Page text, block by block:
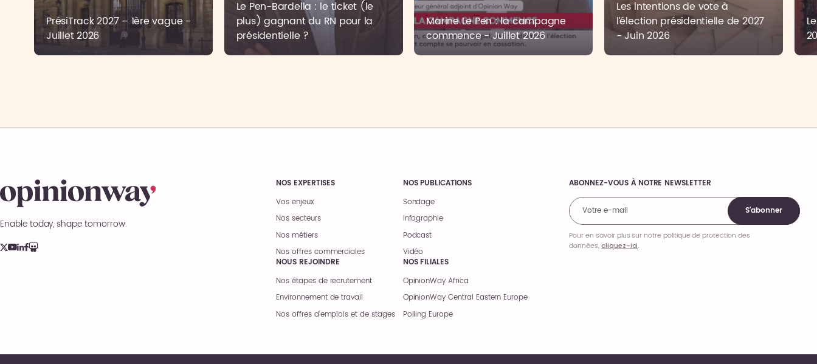
PrésiTrack 2027 – 1ère vague -
Juillet 2026
Le Pen-Bardella : le ticket (le
plus) gagnant du RN pour la
présidentielle ?
Marine Le Pen : la campagne
commence - Juillet 2026
Les intentions de vote à
l’élection présidentielle de 2027
- Juin 2026
Enable today, shape tomorrow.
NOS EXPERTISES
Vos enjeux
Nos secteurs
Nos métiers
Nos offres commerciales
NOS PUBLICATIONS
Sondage
Infographie
Podcast
Vidéo
NOUS REJOINDRE
Nos étapes de recrutement
Environnement de travail
Nos offres d’emplois et de stages
NOS FILIALES
OpinionWay Africa
OpinionWay Central Eastern Europe
Polling Europe
Comments
ABONNEZ-VOUS À NOTRE NEWSLETTER
S'abonner
Pour en savoir plus sur notre politique de protection des
données,cliquez-ici.